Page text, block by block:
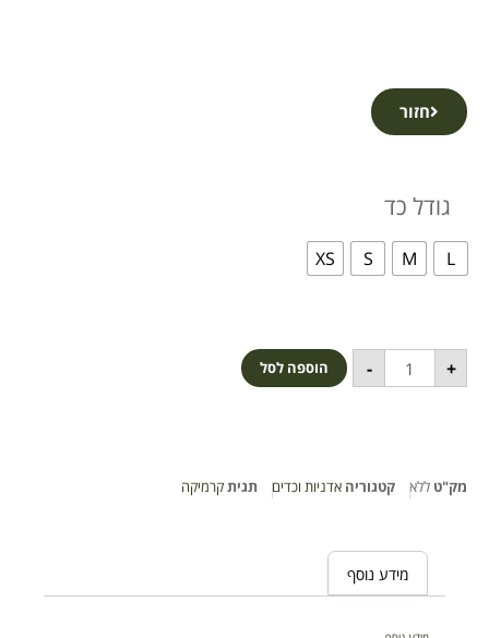
חזור
גודל כד
L
M
S
XS
- + הוספה לסל
מק"ט ללא קטגוריה אדניות וכדים תגיתקרמיקה
מידע נוסף